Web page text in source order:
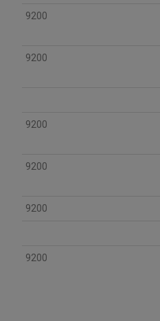
9200
9200
9200
9200
9200
9200